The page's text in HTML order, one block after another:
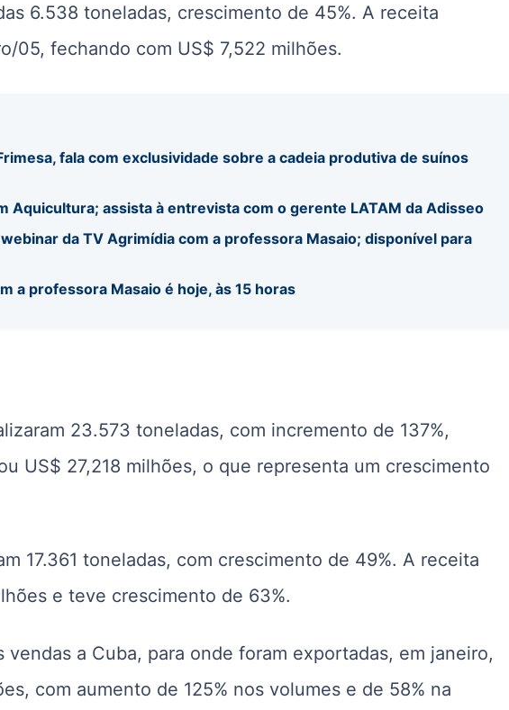
6.538 toneladas, crescimento de 45%. A receita
05, fechando com US$ 7,522 milhões.
fala com exclusividade sobre a cadeia produtiva de suínos
Aquicultura; assista à entrevista com o gerente LATAM da Adisseo
da TV Agrimídia com a professora Masaio; disponível para
a professora Masaio é hoje, às 15 horas
23.573 toneladas, com incremento de 137%,
US$ 27,218 milhões, o que representa um crescimento
17.361 toneladas, com crescimento de 49%. A receita
e teve crescimento de 63%.
vendas a Cuba, para onde foram exportadas, em janeiro,
com aumento de 125% nos volumes e de 58% na